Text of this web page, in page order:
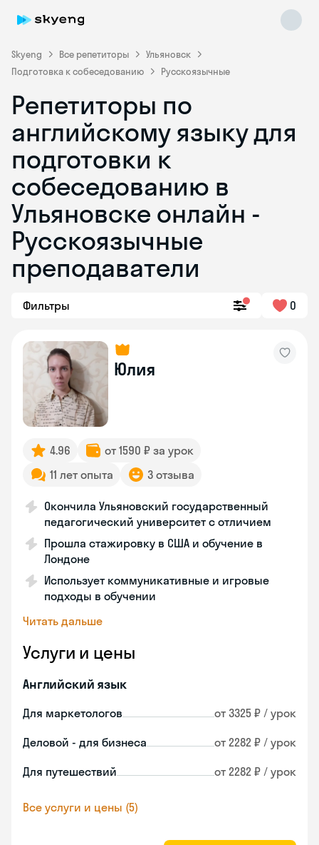
Skyeng Все репетиторы
Ульяновск
Подготовка к собеседованию
Русскоязычные
Репетиторы по
английскому языку для
подготовки к
собеседованию в
Ульяновске онлайн -
Русскоязычные
преподаватели
Фильтры 0
Юлия
4.96
от 1590 ₽ за урок
11 лет опыта
3 отзыва
Окончила Ульяновский государственный
педагогический университет с отличием
Прошла стажировку в США и обучение в
Лондоне
Использует коммуникативные и игровые
подходы в обучении
Читать дальше
Услуги и цены
Английский язык
Для маркетологов от 3325 ₽ / урок
Деловой - для бизнеса от 2282 ₽ / урок
Для путешествий от 2282 ₽ / урок
Все услуги и цены (5)
Skyeng Chat